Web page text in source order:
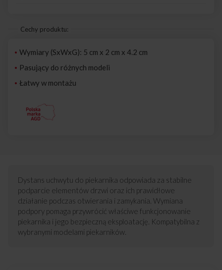
Cechy produktu:
Wymiary (SxWxG): 5 cm x 2 cm x 4.2 cm
Pasujący do różnych modeli
Łatwy w montażu
Dystans uchwytu do piekarnika odpowiada za stabilne
podparcie elementów drzwi oraz ich prawidłowe
działanie podczas otwierania i zamykania. Wymiana
podpory pomaga przywrócić właściwe funkcjonowanie
piekarnika i jego bezpieczną eksploatację. Kompatybilna z
wybranymi modelami piekarników.